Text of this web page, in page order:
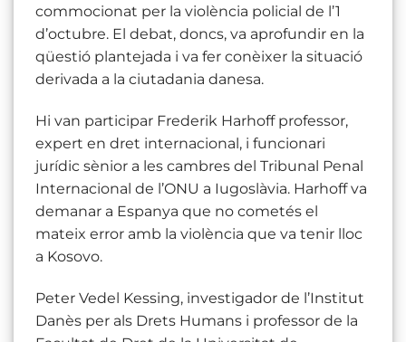
commocionat per la violència policial de l’1
d’octubre. El debat, doncs, va aprofundir en la
qüestió plantejada i va fer conèixer la situació
derivada a la ciutadania danesa.
Hi van participar Frederik Harhoff professor,
expert en dret internacional, i funcionari
jurídic sènior a les cambres del Tribunal Penal
Internacional de l’ONU a Iugoslàvia. Harhoff va
demanar a Espanya que no cometés el
mateix error amb la violència que va tenir lloc
a Kosovo.
Peter Vedel Kessing, investigador de l’Institut
Danès per als Drets Humans i professor de la